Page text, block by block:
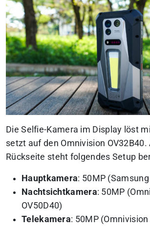
Die Selfie-Kamera im Display löst
setzt auf den Omnivision OV32B40.
Rückseite steht folgendes Setup
Hauptkamera: 50MP
Nachtsichtkamera: 50MP
OV50D40)
Telekamera: 50MP (Omnivision